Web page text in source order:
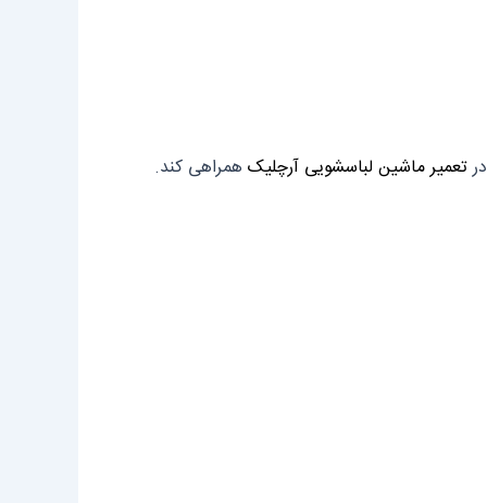
تعمیر ماشین لباسشویی آرچلیک همراهی کند.